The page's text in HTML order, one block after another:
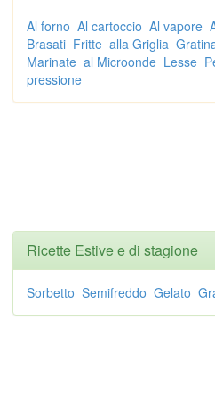
Al forno Al cartoccio Al vapore
Brasati Fritte alla Griglia
Marinate al Microonde Lesse
pressione
Ricette Estive e di stagione
Sorbetto Semifreddo Gelato